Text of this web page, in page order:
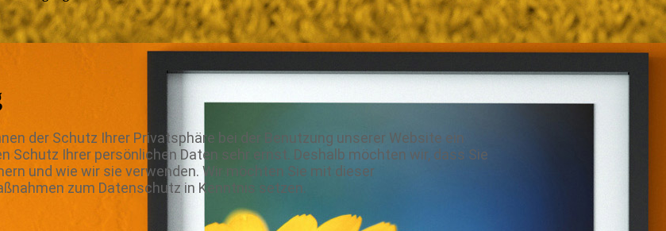
der Schutz Ihrer Privatsphäre bei der Benutzung unserer Website ein
Schutz Ihrer persönlichen Daten sehr ernst. Deshalb möchten wir, dass Sie
und wie wir sie verwenden. Wir möchten Sie mit dieser
zum Datenschutz in Kenntnis setzen.